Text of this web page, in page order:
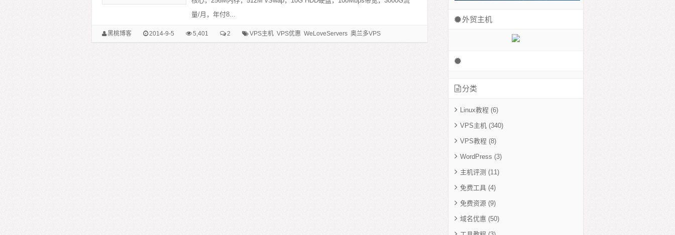
量/月，年付8...
黑桃博客 2014-9-5 5,401 2 VPS主机 VPS优惠 WeLoveServers 奥兰多VPS 达拉斯VPS
外贸主机
分类
Linux教程 (6)
VPS主机 (340)
VPS教程 (8)
WordPress (3)
主机评测 (11)
免费工具 (4)
免费资源 (9)
域名优惠 (50)